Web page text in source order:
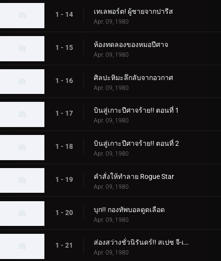
1 - 14 เทเลพอร์ต! ผู้ชายจากปารีส
Apr. 09, 1980
1 - 15 ห้องทดลองของหมอปีศาจ
Apr. 09, 1980
1 - 16 ศิลปะหิมะลึกลับจากอวกาศ
Apr. 09, 1980
1 - 17 บินสู่เกาะปีศาจร้าย!! ตอนที่ 1
Apr. 09, 1980
1 - 18 บินสู่เกาะปีศาจร้าย!! ตอนที่ 2
Apr. 09, 1980
1 - 19 คำสั่งให้ทำลาย Rogue Star
Apr. 09, 1980
1 - 20 บุก!! กองทัพบอลดูดเลือด
Apr. 09, 1980
1 - 21 ส่องสว่างชั่วนิรันดร์!! สเปซ จี-เม็น 85
Apr. 09, 1980